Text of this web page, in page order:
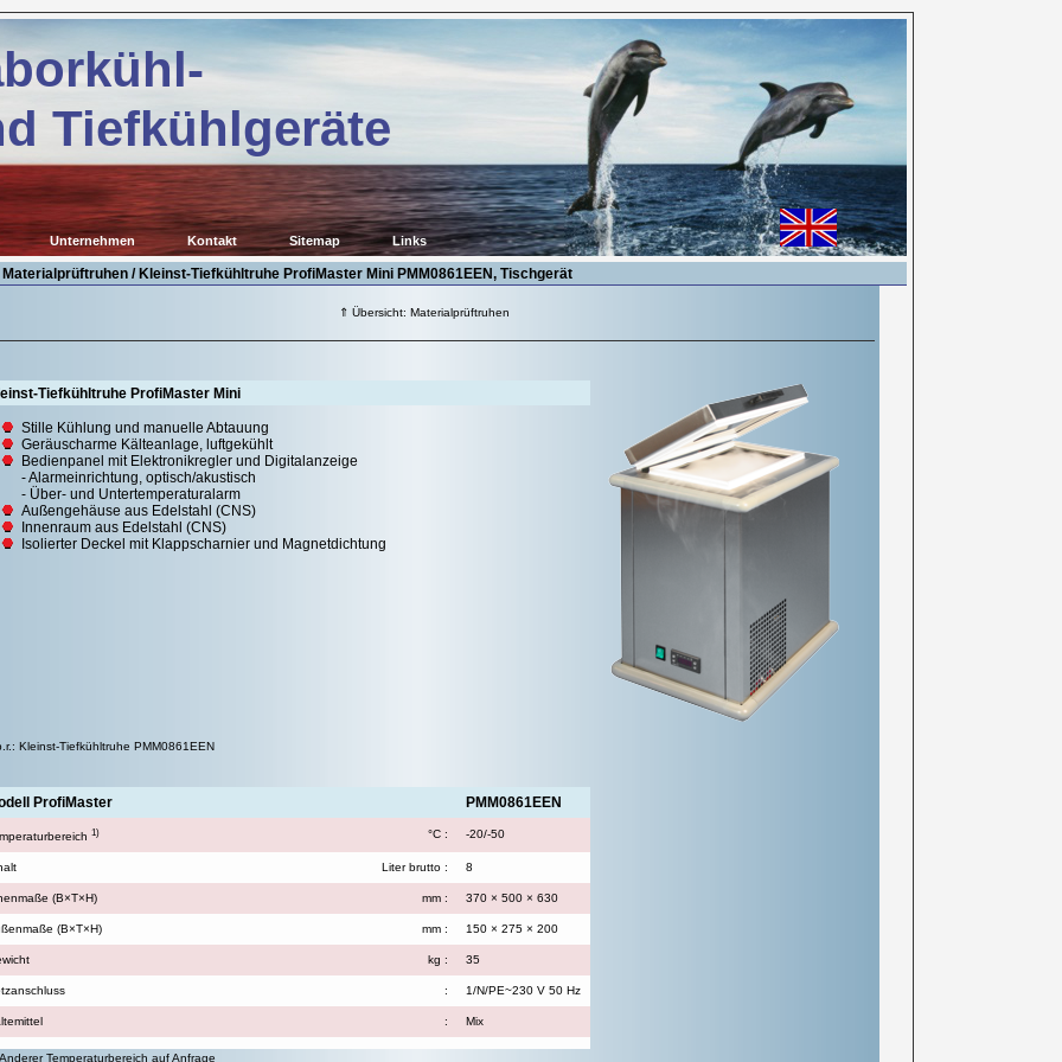
Tiefkühlgeräte
Unternehmen Kontakt Sitemap Links
/ Kleinst-Tiefkühltruhe ProfiMaster Mini PMM0861EEN, Tischgerät
⇑ Übersicht: Materialprüftruhen
Tiefkühltruhe ProfiMaster Mini
Stille Kühlung und manuelle Abtauung
Geräuscharme Kälteanlage, luftgekühlt
Bedienpanel mit Elektronikregler und Digitalanzeige
- Alarmeinrichtung, optisch/akustisch
- Über- und Untertemperaturalarm
Außengehäuse aus Edelstahl (CNS)
Innenraum aus Edelstahl (CNS)
Isolierter Deckel mit Klappscharnier und Magnetdichtung
Kleinst-Tiefkühltruhe PMM0861EEN
ProfiMaster PMM0861EEN
1) °C : -20/-50
Liter brutto : 8
(B×T×H) mm : 370 × 500 × 630
(B×T×H) mm : 150 × 275 × 200
kg : 35
: 1/N/PE~230 V 50 Hz
: Mix
Temperaturbereich auf Anfrage